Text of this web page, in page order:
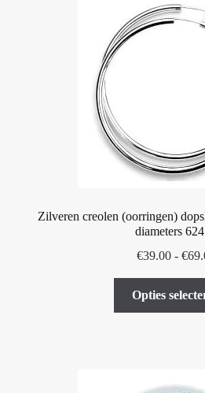
Zilveren creolen (oorringen)
diameters
€39.00 - €
Opties